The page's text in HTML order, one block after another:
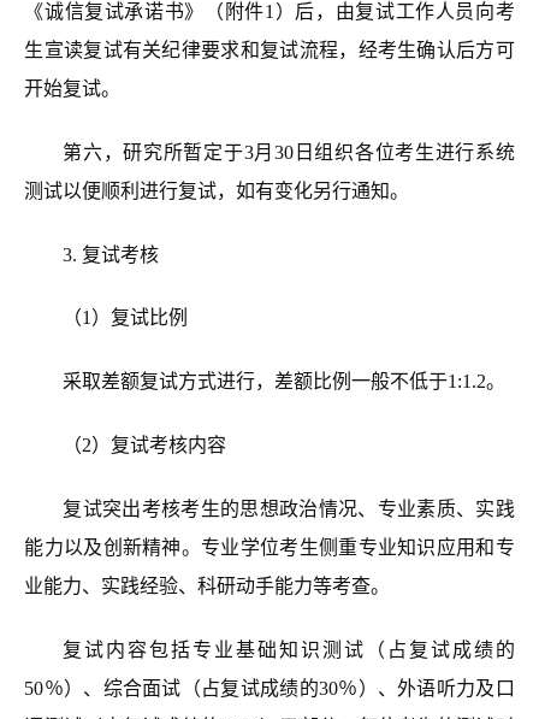
《诚信复试承诺书》
（附件1） 后，由复试工作人员向考
生宣读复试有关纪律要求和复试流程，经考生确认后方可
开始复试。
第六，研究所暂定于3月30 日组织各位考生进行系统
测试以便顺利进行复试，如有变化另行通知。
3. 复试考核
（1）复试比例
采取差额复试方式进行，差额比例一般不低于1:1.2。
（2）复试考核内容
复试突出考核考生的思想政治情况、专业素质、实践
能力以及创新精神。专业学位考生侧重专业知识应用和专
业能力、实践经验、科研动手能力等考查。
复试内容包括专业基础知识测试（占复试成绩的
50％）、综合面试（占复试成绩的30％）、外语听力及口